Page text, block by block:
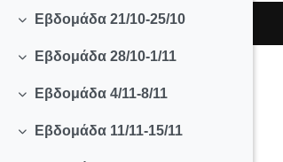
Collapse
Εβδομάδα 21/10-25/10
Collapse
Εβδομάδα 28/10-1/11
Collapse
Εβδομάδα 4/11-8/11
Collapse
Εβδομάδα 11/11-15/11